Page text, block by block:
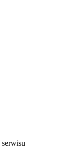
serwisu